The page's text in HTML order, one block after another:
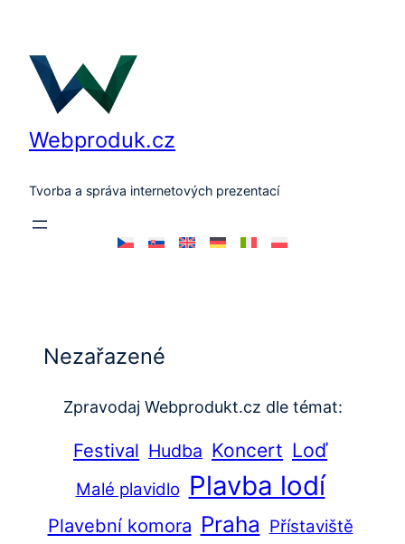
obsah
Webproduk.cz
Tvorba a správa internetových prezentací
Nezařazené
Zpravodaj Webprodukt.cz dle témat:
Festival Hudba Koncert Loď
Malé plavidlo Plavba lodí
Plavební komora Praha Přístaviště